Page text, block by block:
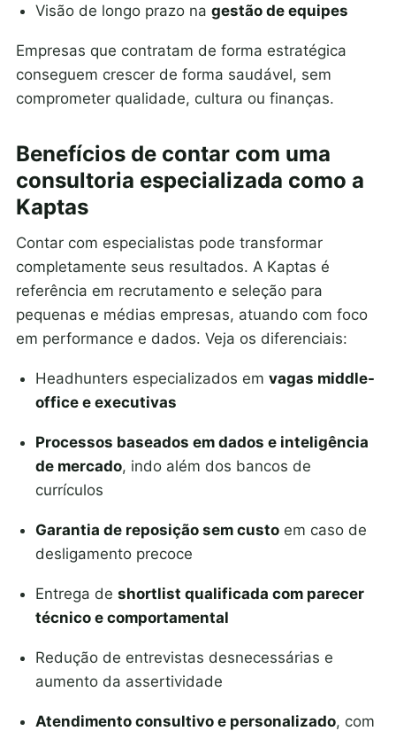
Visão de longo prazo na gestão de equipes
Empresas que contratam de forma estratégica
conseguem crescer de forma saudável, sem
comprometer qualidade, cultura ou finanças.
Benefícios de contar com uma
consultoria especializada como a
Kaptas
Contar com especialistas pode transformar
completamente seus resultados. A Kaptas é
referência em recrutamento e seleção para
pequenas e médias empresas, atuando com foco
em performance e dados. Veja os diferenciais:
Headhunters especializados em vagas middle-
office e executivas
Processos baseados em dados e inteligência
de mercado, indo além dos bancos de
currículos
Garantia de reposição sem custoem caso de
desligamento precoce
Entrega de shortlist qualificada com parecer
técnico e comportamental
Redução de entrevistas desnecessárias e
aumento da assertividade
Atendimento consultivo e personalizado, com